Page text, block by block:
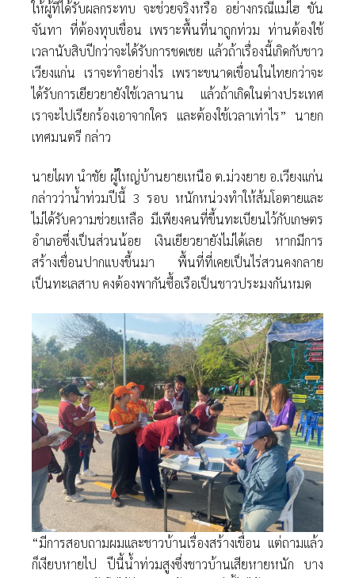
ให้ผู้ที่ได้รับผลกระทบ จะช่วยจริงหรือ อย่างกรณีแม่ไฮ ขัน
จันทา ที่ต้องทุบเขื่อน เพราะพื้นที่นาถูกท่วม ท่านต้องใช้
เวลานับสิบปีกว่าจะได้รับการชดเชย แล้วถ้าเรื่องนี้เกิดกับชาว
เวียงแก่น เราจะทำอย่างไร เพราะขนาดเขื่อนในไทยกว่าจะ
ได้รับการเยียวยายังใช้เวลานาน แล้วถ้าเกิดในต่างประเทศ
เราจะไปเรียกร้องเอาจากใคร และต้องใช้เวลาเท่าไร” นายก
เทศมนตรี กล่าว
นายไผท นำชัย ผู้ใหญ่บ้านยายเหนือ ต.ม่วงยาย อ.เวียงแก่น
กล่าวว่าน้ำท่วมปีนี้ 3 รอบ หนักหน่วงทำให้ส้มโอตายและ
ไม่ได้รับความช่วยเหลือ มีเพียงคนที่ขึ้นทะเบียนไว้กับเกษตร
อำเภอซึ่งเป็นส่วนน้อย เงินเยียวยายังไม่ได้เลย หากมีการ
สร้างเขื่อนปากแบงขึ้นมา พื้นที่ที่เคยเป็นไร่สวนคงกลาย
เป็นทะเลสาบ คงต้องพากันซื้อเรือเป็นชาวประมงกันหมด
“มีการสอบถามผมและชาวบ้านเรื่องสร้างเขื่อน แต่ถามแล้ว
ก็เงียบหายไป ปีนี้น้ำท่วมสูงซึ่งชาวบ้านเสียหายหนัก บาง